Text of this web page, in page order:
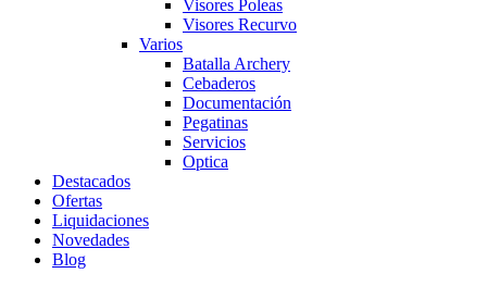
Visores Poleas
Visores Recurvo
Varios
Batalla Archery
Cebaderos
Documentación
Pegatinas
Servicios
Optica
Destacados
Ofertas
Liquidaciones
Novedades
Blog